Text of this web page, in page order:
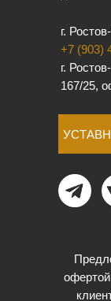
г.
+7 (903)
г.
167/25,